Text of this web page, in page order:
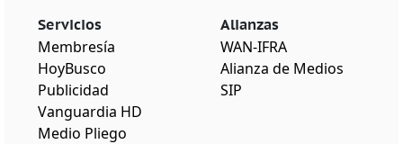
Servicios
Membresía
HoyBusco
Publicidad
Vanguardia HD
Medio Pliego
Alianzas
WAN-IFRA
Alianza de Medios
SIP